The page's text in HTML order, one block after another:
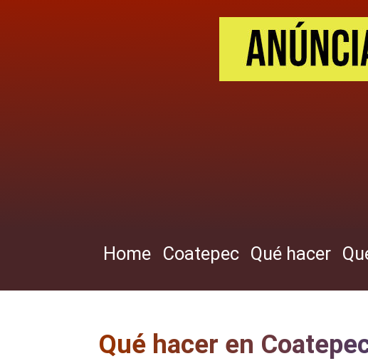
principal
Home Coatepec Qué hacer
Qué hacer en